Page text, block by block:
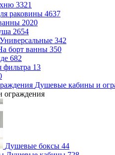
3321
раковины 4637
2020
2654
Универсальные 342
борт ванны 350
682
фильтра 13
Душевые кабины и
ограждения
Душевые боксы 44